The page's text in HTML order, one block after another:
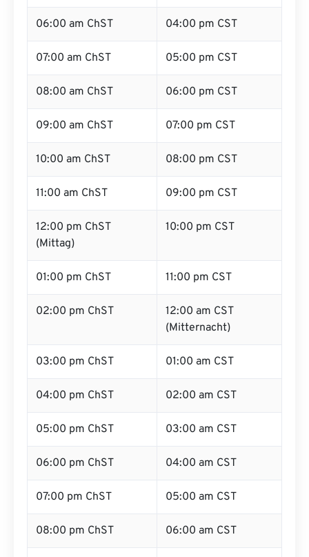
06:00 am ChST 04:00 pm CST
07:00 am ChST 05:00 pm CST
08:00 am ChST 06:00 pm CST
09:00 am ChST 07:00 pm CST
10:00 am ChST 08:00 pm CST
11:00 am ChST 09:00 pm CST
12:00 pm ChST
(Mittag)
10:00 pm CST
01:00 pm ChST 11:00 pm CST
02:00 pm ChST
12:00 am CST
(Mitternacht)
03:00 pm ChST 01:00 am CST
04:00 pm ChST 02:00 am CST
05:00 pm ChST 03:00 am CST
06:00 pm ChST 04:00 am CST
07:00 pm ChST 05:00 am CST
08:00 pm ChST 06:00 am CST